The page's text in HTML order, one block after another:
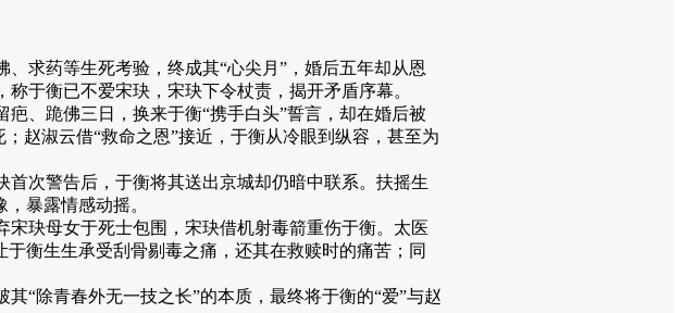
、求药等生死考验，终成其“心尖月”，婚后五年却从恩
于衡已不爱宋玦，宋玦下令杖责，揭开矛盾序幕。
、跪佛三日，换来于衡“携手白头”誓言，却在婚后被
赵淑云借“救命之恩”接近，于衡从冷眼到纵容，甚至为
首次警告后，于衡将其送出京城却仍暗中联系。扶摇生
暴露情感动摇。
玦母女于死士包围，宋玦借机射毒箭重伤于衡。太医
衡生生承受刮骨剔毒之痛，还其在救赎时的痛苦；同
“除青春外无一技之长”的本质，最终将于衡的“爱”与赵